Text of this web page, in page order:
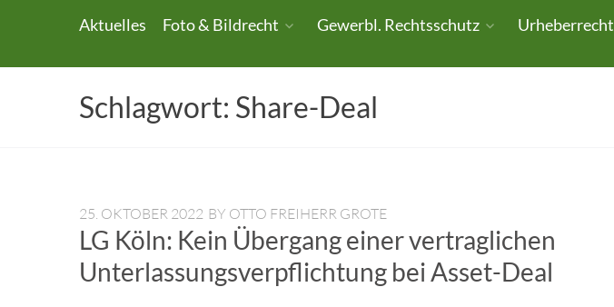
Urheberrecht.
Medienrecht.
gewerbl.
Rechtsschutz.
Aktuelles Foto & Bildrecht Gewerbl. Rechtsschutz Urheberrecht
Schlagwort: Share-Deal
25. OKTOBER 2022 BY OTTO FREIHERR GROTE
LG Köln: Kein Übergang einer vertraglichen
Unterlassungsverpflichtung bei Asset-Deal